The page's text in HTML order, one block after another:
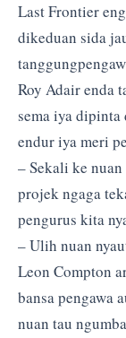
Last Frontier
dikeduan sida
Roy Adair enda
sema iya
endur iya meri
– Sekali ke
projek ngaga
pengurus kita
– Ulih nuan
Leon Compton
bansa pengawa
nuan tau